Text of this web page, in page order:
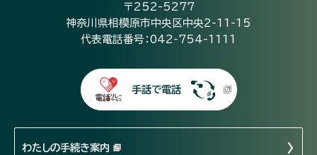
〒252-5277
神奈川県相模原市中央区中央2-11-15
代表電話番号：042-754-1111
手話で電話
わたしの手続き案内